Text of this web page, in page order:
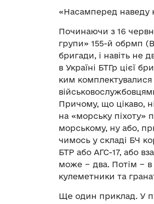
«Насамперед наведу
Починаючи з 16
групи» 155-й обрмп
бригади, і навіть не
в Україні БТГр цієї
ким комплектувалися
Причому, що цікаво,
на «морську піхоту»
морському, ну або,
чимось у складі БЧ
БТР або АГС-17, або
може − два. Потім − в
кулеметники та
Ще один приклад. У